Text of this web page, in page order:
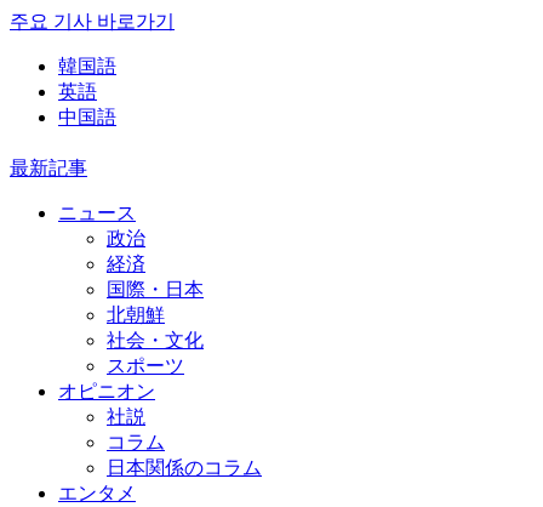
주요 기사 바로가기
韓国語
英語
中国語
最新記事
ニュース
政治
経済
国際・日本
北朝鮮
社会・文化
スポーツ
オピニオン
社説
コラム
日本関係のコラム
エンタメ